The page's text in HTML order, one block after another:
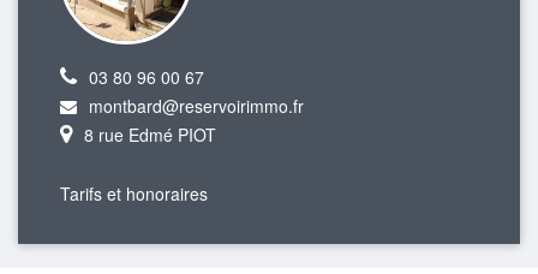
03 80 96 00 67
montbard@reservoirimmo.fr
8 rue Edmé PIOT
Tarifs et honoraires